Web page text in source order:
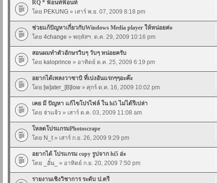
RQ * ฟ้อนท์ฟ้อนท์
โดย PEKUNG » เสาร์ พ.ย. 07, 2009 8:18 pm
ช่วยแก้ปัญหาเกี่ยวกับWindows Media player ให้หน่อยค่ะ
โดย 4change » พฤหัสฯ. ต.ค. 29, 2009 10:16 pm
สอนผมทำตัวอักษรวิบๆ วับๆ หน่อยครับ
โดย kaloprince » อาทิตย์ ต.ค. 25, 2009 6:19 pm
อยากได้เพลงวาซาบิ ที่เปงอันแรกๆๆอะค๊ะ
โดย [w]ater_[B]low » ศุกร์ ต.ค. 16, 2009 10:02 pm
เคย มี ปัญหา แก้ไขโปรไฟล์ ใน hi5 ไม่ได้รึเปล่า
โดย จ่าเเจ้ว » เสาร์ ต.ค. 03, 2009 11:08 am
โหลดโปรแกรมPhotoscrape
โดย N_t» เสาร์ ก.ย. 26, 2009 9:29 pm
อยากได้ โปรแกรม copy รูปจาก hi5 อ่ะ
โดย
_อั๋น_ » อาทิตย์ ก.ย. 20, 2009 7:50 pm
รายงานเชิงวิชาการ ระดับ ป.ตรี